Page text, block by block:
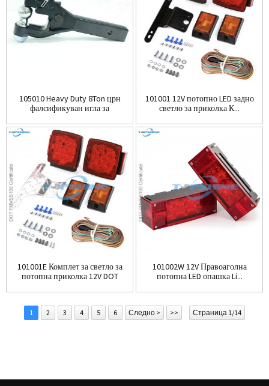
105010 Heavy Duty 8Ton црн
фалсификуван игла за
101001 12V потопно LED задно
светло за приколка К...
101001E Комплет за светло за
потопна приколка 12V DOT
101002W 12V Правоаголна
потопна LED опашка Li...
1 2 3 4 5 6 Следно > >> Страница 1/14